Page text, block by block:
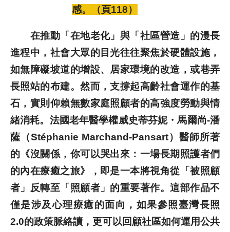
感。（頁118）
在推動「在地老化」與「社區營造」的漫長
進程中，社會大眾的目光往往聚焦於硬體設施，
如無障礙坡道的增設、居家環境的改造，或巷弄
長照站的布建。然而，支撐起高齡社會運作的基
石，實則仰賴無數家庭照顧者的高強度勞動與情
緒消耗。法國老年醫學權威史蒂芬妮・馬爾尚-潘
薩（Stéphanie Marchand-Pansart）醫師所著
的《沒關係，你可以哭出來：一場長期照護者們
的內在療癒之旅》，即是一本將視角從「被照顧
者」反轉至「照顧者」的重要著作。這部作品不
僅是涉及心理療癒的面向，如果參照臺灣長照
2.0的政策脈絡讀，更可以回顧社區如何運用公共